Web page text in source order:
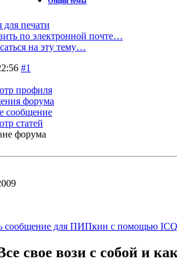
для печати
по электронной почте…
на эту тему…
#1
профиля
форума
сообщение
статей
свое вози с собой и